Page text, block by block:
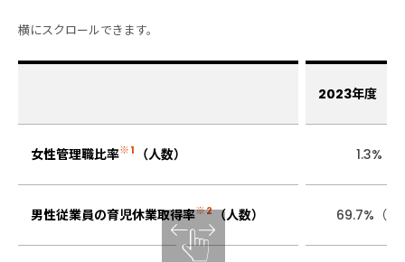
2023年度
女性管理職比率※1 （人数） 1.3%（
男性従業員の育児休業取得率※2（人数） 69.7%（